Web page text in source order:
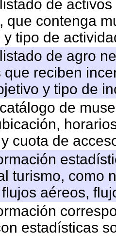
de
que contenga
y tipo de
de agro
que reciben
y tipo de
de
cuota de
turismo, como
aéreos,
estadísticas